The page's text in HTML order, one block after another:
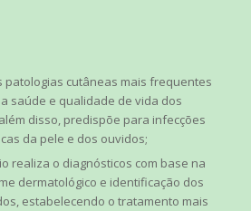
patologias cutâneas mais frequentes
saúde e qualidade de vida dos
disso, predispõe para infecções
da pele e dos ouvidos;
realiza o diagnósticos com base na
dermatológico e identificação dos
estabelecendo o tratamento mais